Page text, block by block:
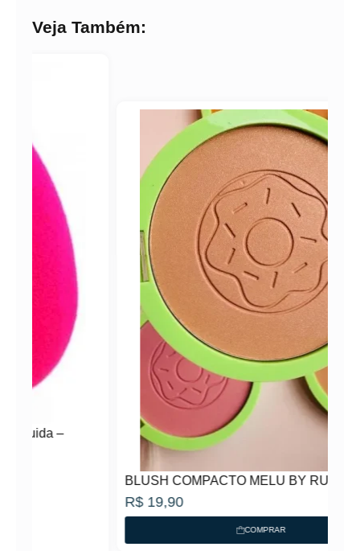
Veja Também:
BLUSH COMPACTO MELU BY RUBY ROSE